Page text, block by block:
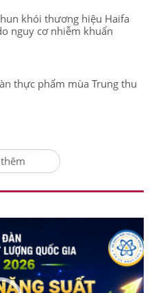
khói thương hiệu Haifa
nguy cơ nhiễm khuẩn
thực phẩm mùa Trung thu